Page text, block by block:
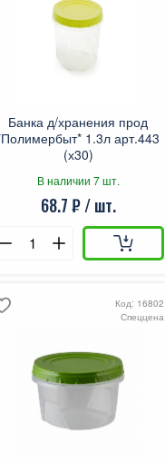
Банка д/хранения прод
1.3л арт.443
(х30)
В наличии 7 шт.
68.7 ₽ / шт.
Код: 16802
Спеццена